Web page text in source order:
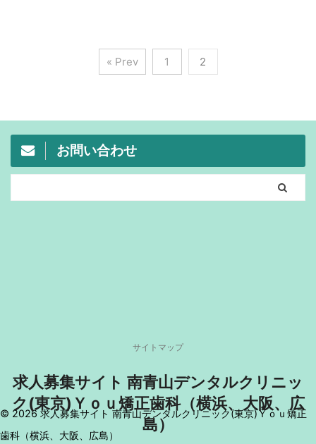
« Prev 1 2
お問い合わせ
サイトマップ
求人募集サイト 南青山デンタルクリニッ
ク(東京)Ｙｏｕ矯正歯科（横浜、大阪、広
島）
© 2026 求人募集サイト 南青山デンタルクリニック(東京)Ｙｏｕ矯正
歯科（横浜、大阪、広島）